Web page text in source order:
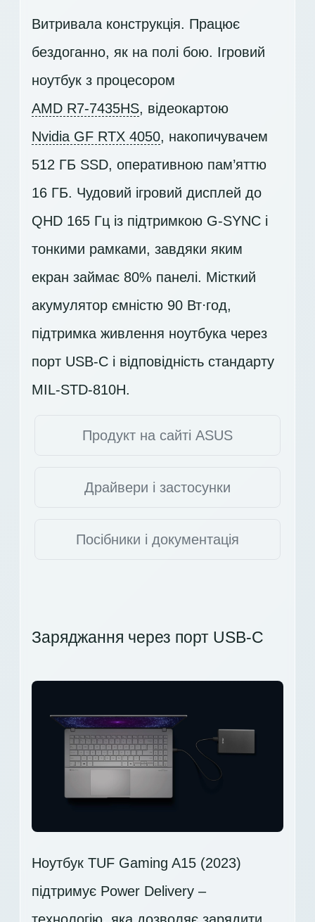
Витривала конструкція. Працює
бездоганно, як на полі бою. Ігровий
ноутбук з процесором
AMD R7-7435HS, відеокартою
Nvidia GF RTX 4050, накопичувачем
512 ГБ SSD, оперативною пам’яттю
16 ГБ. Чудовий ігровий дисплей до
QHD 165 Гц із підтримкою G-SYNC і
тонкими рамками, завдяки яким
екран займає 80% панелі. Місткий
акумулятор ємністю 90 Вт⋅год,
підтримка живлення ноутбука через
порт USB-C і відповідність стандарту
MIL-STD-810H.
Продукт на сайті ASUS
Драйвери і застосунки
Посібники і документація
Заряджання через порт USB-C
Ноутбук TUF Gaming A15 (2023)
підтримує Power Delivery –